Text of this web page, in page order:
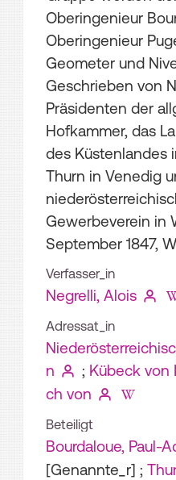
Oberingenieur
Oberingenieur
Geometer und
Geschrieben von
Präsidenten der
Hofkammer, das
des Küstenlandes
Thurn in Venedig
Gewerbeverein in
September 1847,
Verfasser_in
Negrelli, Alois
Adressat_in
n
; Kübeck von
ch von
Beteiligt
Bourdaloue, Paul-
[Genannte_r] ;